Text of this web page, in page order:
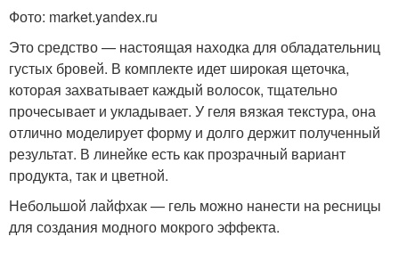
Фото: market.yandex.ru
Это средство — настоящая находка для обладательниц
густых бровей. В комплекте идет широкая щеточка,
которая захватывает каждый волосок, тщательно
прочесывает и укладывает. У геля вязкая текстура, она
отлично моделирует форму и долго держит полученный
результат. В линейке есть как прозрачный вариант
продукта, так и цветной.
Небольшой лайфхак — гель можно нанести на ресницы
для создания модного мокрого эффекта.